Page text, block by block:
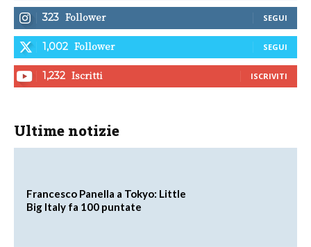
323 Follower SEGUI
1,002 Follower SEGUI
1,232 Iscritti ISCRIVITI
Ultime notizie
Francesco Panella a Tokyo: Little
Big Italy fa 100 puntate